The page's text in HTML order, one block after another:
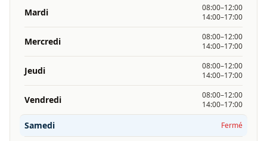
Mardi
08:00–12:00
14:00–17:00
Mercredi
08:00–12:00
14:00–17:00
Jeudi
08:00–12:00
14:00–17:00
Vendredi
08:00–12:00
14:00–17:00
Samedi Fermé